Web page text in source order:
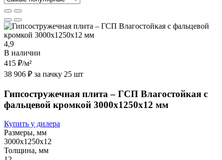
4,9
В наличии
415 ₽/м²
38 906 ₽ за пачку 25 шт
Гипсостружечная плита – ГСП Влагостойкая с
фальцевой кромкой 3000х1250х12 мм
Купить у дилера
Размеры, мм
3000х1250х12
Толщина, мм